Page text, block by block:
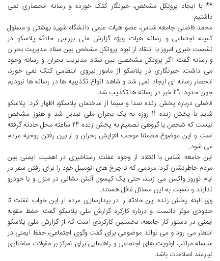
** با ایجاد پروتکل مشخص، خبرنگار کتک خورده و رسانه انحصاری نمی
داشتیم
محمد فاضلی جامعه شناس، عضو هیات علمی دانشگاه شهید بهشتی و مسئول
کمیته اجتماعی و رسانه هیات ویژه گزارش ملی بررسی حادثه پلاسکو در
نشست خبری امروز با انتقاد از نبود پروتکل مشخص بین ستاد مدیریت بحران
و رسانه گفت: اگر پروتکل مشخصی بین ستاد مدیریت بحران و رسانه وجود
می داشت، خبرنگاری در پلاسکو از مامور نیروی انتظامی کتک نمی خورد،
انحصار رسانه ای ایجاد نمی شد و شاهد انواع تکذیبیه ها در رسانه ها نبودیم
چون حدودا 29 خبر در رسانه ها تکذیب شد.
فاضلی درباره پخش زنده صدا و سیما از ساختمان پلاسکو، اظهار کرد: پلاسکو
شاید با پخش زنده 11 روزه به یک بحران ملی تبدیل شد و هنوز مشخص
نیست که شخص یا گروهی تصمیم به پخش زنده 24 ساعته محل حادثه گرفته
است و این موضوع مطمئنا موجب افزایش بحران و از بین رفتن روحیه مردم
می شود.
این جامعه شناس با انتقاد از وجود غفلت رستاخیزی در اهمیت ایمنی بین
مردم خاطرنشان کرد: مردمی که تا چرخ های اتومبیل خود را برای رفتن سفر در
ایام نوروز واکس می زنند، حتی یک کپسول آتش نشانی در منزل و یا خودرو
ندارند و نسبت به این مسائل غافل هستند.
وی البته پخش زنده این حادثه را در بیدارسازی مردم از این خواب غفلت تا
حدودی موثر دانست و درباره کارکرد گزارش ملی پلاسکو گفت: حفظ مقوله
ایمنی در دستور کار جامعه، نخستین کارکردی است که از گزارش ملی پلاسکو
انتظار می رود و می تواند موضوعی برای گفت وگوی اجتماعی، حفظ ایمنی در
سلسله مراتب اولویت های اجتماعی و راهنمایی برای تمرکز بر مقولات ساختاری
نیازمند اصلاحات باشد.